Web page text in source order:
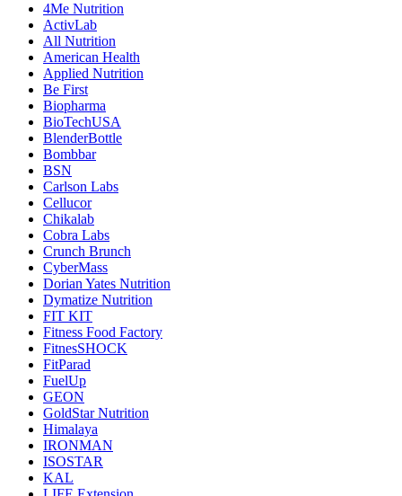
4Me Nutrition
ActivLab
All Nutrition
American Health
Applied Nutrition
Be First
Biopharma
BioTechUSA
BlenderBottle
Bombbar
BSN
Carlson Labs
Cellucor
Chikalab
Cobra Labs
Crunch Brunch
CyberMass
Dorian Yates Nutrition
Dymatize Nutrition
FIT KIT
Fitness Food Factory
FitnesSHOCK
FitParad
FuelUp
GEON
GoldStar Nutrition
Himalaya
IRONMAN
ISOSTAR
KAL